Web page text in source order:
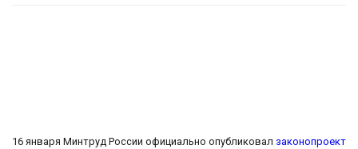
16 января Минтруд России официально опубликовал законопроект